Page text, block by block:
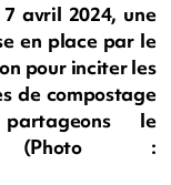
avril 2024, une
en place par le
pour inciter les
de compostage
le
(Photo :